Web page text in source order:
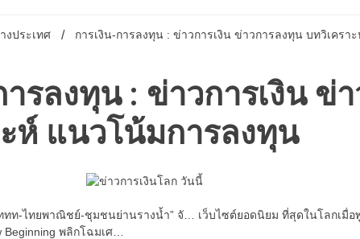
งประเทศ การเงิน-การลงทุน : ข่าวการเงิน ข่าวการลงทุน บทวิเคร
ารลงทุน : ข่าวการเงิน ข่
ห์ แนวโน้มการลงทุน
ททท-ไทยพาณิชย์-ชุมชนย่านรางน้ำ” จั… เว็บไซต์ยอดนิยม ที่สุดในโลกเมื่
พลิกโฉมเศ…